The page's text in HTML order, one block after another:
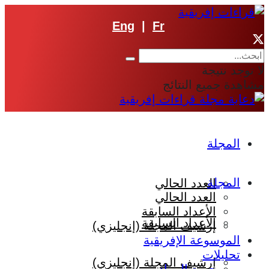
Eng Fr
لا توجد نتيجة
مشاهدة جميع النتائج
المجلة
العدد الحالي
الأعداد السابقة
إرشيف المجلة (إنجليزي)
المجلة
العدد الحالي
الأعداد السابقة
إرشيف المجلة (إنجليزي)
الموسوعة الإفريقية
تحليلات